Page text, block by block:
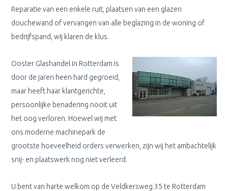
Reparatie van een enkele ruit, plaatsen van een glazen
douchewand of vervangen van alle beglazing in de woning of
bedrijfspand, wij klaren de klus.
Ooster Glashandel in Rotterdam is
door de jaren heen hard gegroeid,
maar heeft haar klantgerichte,
persoonlijke benadering nooit uit
het oog verloren. Hoewel wij met
ons moderne machinepark de
grootste hoeveelheid orders verwerken, zijn wij het ambachtelijk
snij- en plaatswerk nog niet verleerd.
U bent van harte welkom op de Veldkersweg 35 te Rotterdam